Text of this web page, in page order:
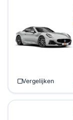
Vergelijken